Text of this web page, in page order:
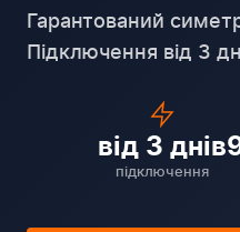
Гарантований
Підключення від 3
від 3 днів
підключення